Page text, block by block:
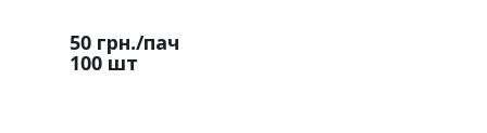
50 грн./пач
100 шт